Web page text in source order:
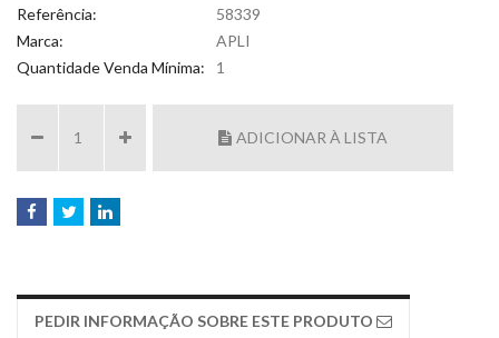
Referência:
58339
Marca:
APLI
Quantidade Venda Mínima:
1
ADICIONAR À LISTA
PEDIR INFORMAÇÃO SOBRE ESTE PRODUTO